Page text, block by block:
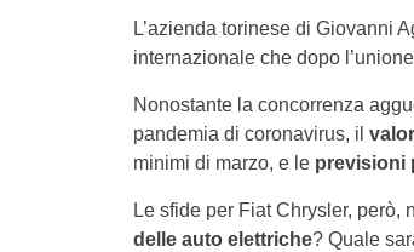
L’azienda torinese di Giovanni
internazionale che dopo
Nonostante la concorrenza
pandemia di coronavirus, il
minimi di marzo, e le previsioni
Le sfide per Fiat Chrysler, però,
delle auto elettriche? Quale